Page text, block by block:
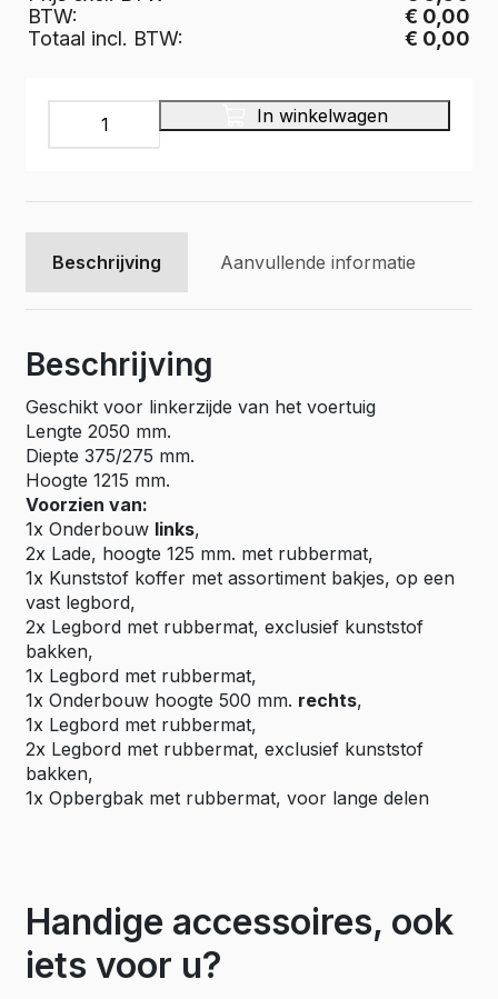
BTW:
€ 0,00
Totaal incl. BTW:
€ 0,00
INFINITY
Bedrijfswageninrichting,
aantal
In winkelwagen
Beschrijving Aanvullende informatie
Beschrijving
Geschikt voor linkerzijde van het voertuig
Lengte 2050 mm.
Diepte 375/275 mm.
Hoogte 1215 mm.
Voorzien van:
1x Onderbouw links,
2x Lade, hoogte 125 mm. met rubbermat,
1x Kunststof koffer met assortiment bakjes, op een
vast legbord,
2x Legbord met rubbermat, exclusief kunststof
bakken,
1x Legbord met rubbermat,
1x Onderbouw hoogte 500 mm. rechts,
1x Legbord met rubbermat,
2x Legbord met rubbermat, exclusief kunststof
bakken,
1x Opbergbak met rubbermat, voor lange delen
Handige accessoires, ook
iets voor u?